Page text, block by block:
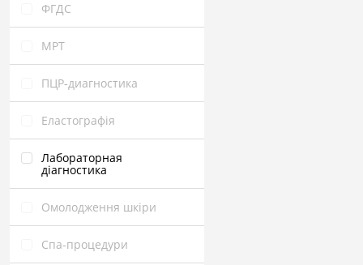
ФГДС
МРТ
ПЦР‑диагностика
Еластографія
Лабораторная
діагностика
Омолодження шкіри
Спа‑процедури